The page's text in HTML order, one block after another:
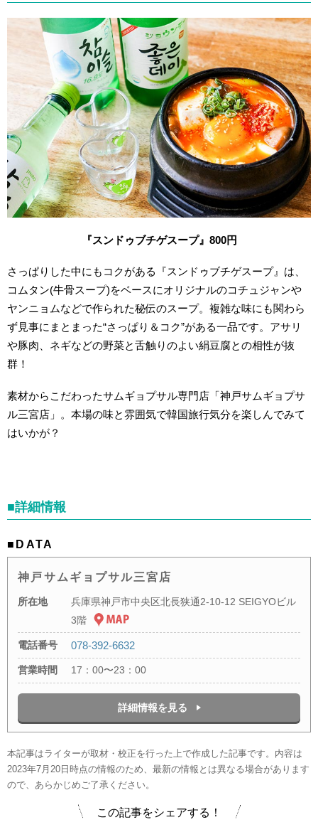
『スンドゥブチゲスープ』800円
さっぱりした中にもコクがある『スンドゥブチゲスープ』は、
コムタン(牛骨スープ)をベースにオリジナルのコチュジャンや
ヤンニョムなどで作られた秘伝のスープ。複雑な味にも関わら
ず見事にまとまった“さっぱり＆コク”がある一品です。アサリ
や豚肉、ネギなどの野菜と舌触りのよい絹豆腐との相性が抜
群！
素材からこだわったサムギョプサル専門店「神戸サムギョプサ
ル三宮店」。本場の味と雰囲気で韓国旅行気分を楽しんでみて
はいかが？
■詳細情報
■DATA
神戸サムギョプサル三宮店
所在地
兵庫県神戸市中央区北長狭通2-10-12 SEIGYOビル
3階
電話番号 078-392-6632
営業時間 17：00〜23：00
詳細情報を見る
本記事はライターが取材・校正を行った上で作成した記事です。内容は
2023年7月20日時点の情報のため、最新の情報とは異なる場合があります
ので、あらかじめご了承ください。
この記事をシェアする！